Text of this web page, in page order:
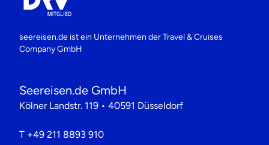
seereisen.de ist ein Unternehmen derTravel & Cruises
Company GmbH
Seereisen.de GmbH
Kölner Landstr. 119 • 40591 Düsseldorf
T +49 211 8893 910